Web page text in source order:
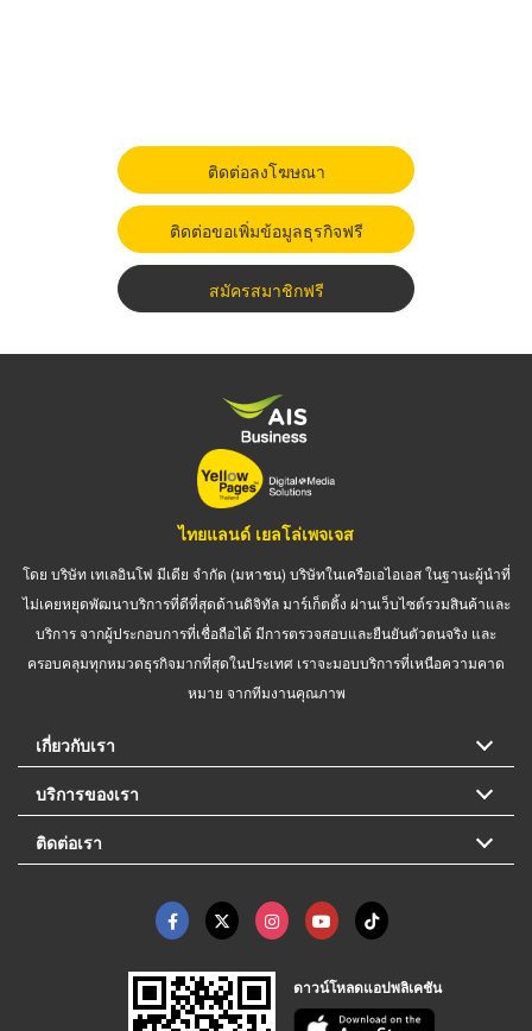
ติดต่อลงโฆษณา
ติดต่อขอเพิ่มข้อมูลธุรกิจฟรี
สมัครสมาชิกฟรี
ไทยแลนด์ เยลโล่เพจเจส
โดย บริษัท เทเลอินโฟ มีเดีย จำกัด (มหาชน) บริษัทในเครือเอไอเอส ในฐานะผู้นำที่
ไม่เคยหยุดพัฒนาบริการที่ดีที่สุดด้านดิจิทัล มาร์เก็ตติ้ง ผ่านเว็บไซต์รวมสินค้าและ
บริการ จากผู้ประกอบการที่เชื่อถือได้ มีการตรวจสอบและยืนยันตัวตนจริง และ
ครอบคลุมทุกหมวดธุรกิจมากที่สุดในประเทศ เราจะมอบบริการที่เหนือความคาด
หมาย จากทีมงานคุณภาพ
เกี่ยวกับเรา
บริการของเรา
ติดต่อเรา
ดาวน์โหลดแอปพลิเคชัน